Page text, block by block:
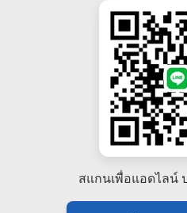
สแกนเพื่อแอดไลน์